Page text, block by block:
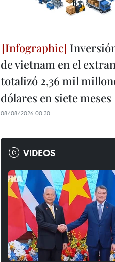
de vietnam en el
totalizó 2,36 mil
dólares en siete meses
08/08/2026 00:30
VIDEOS